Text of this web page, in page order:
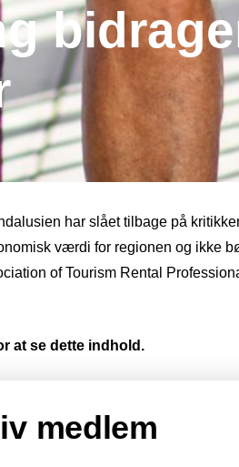
har slået tilbage på
værdi for regionen og ikke
of Tourism Rental
at se dette indhold.
medlem